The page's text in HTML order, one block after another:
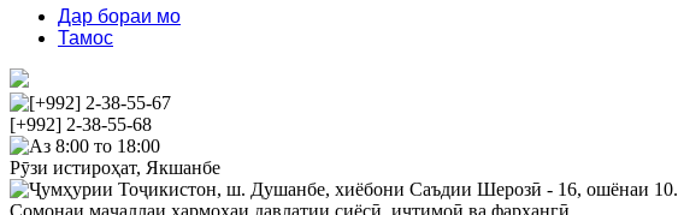
Дар бораи мо
Тамос
[+992] 2-38-55-67
[+992] 2-38-55-68
Аз 8:00 то 18:00
Рӯзи истироҳат, Якшанбе
Ҷумҳурии Тоҷикистон, ш. Душанбе, хиёбони Саъдии Шерозӣ - 16, ошёнаи 10.